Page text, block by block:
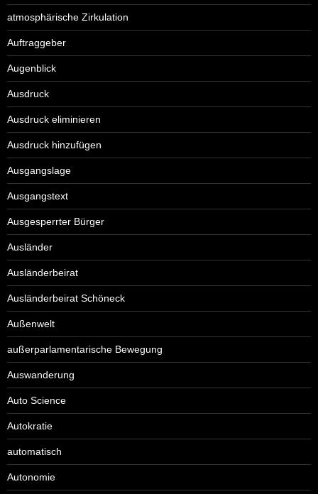
atmosphärische Zirkulation
Auftraggeber
Augenblick
Ausdruck
Ausdruck eliminieren
Ausdruck hinzufügen
Ausgangslage
Ausgangstext
Ausgesperrter Bürger
Ausländer
Ausländerbeirat
Ausländerbeirat Schöneck
Außenwelt
außerparlamentarische Bewegung
Auswanderung
Auto Science
Autokratie
automatisch
Autonomie